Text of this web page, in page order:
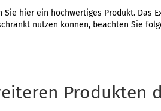
Sie hier ein hochwertiges Produkt. Das
nutzen können, beachten Sie
Produkten